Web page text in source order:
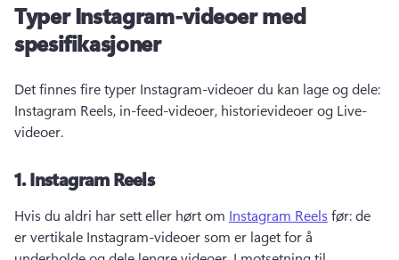
Typer Instagram-videoer med
spesifikasjoner
Det finnes fire typer Instagram-videoer du kan lage og dele:
Instagram Reels, in-feed-videoer, historievideoer og Live-
videoer.
1.Instagram Reels
Hvis du aldri har sett eller hørt om Instagram Reels før: de
er vertikale Instagram-videoer som er laget for å